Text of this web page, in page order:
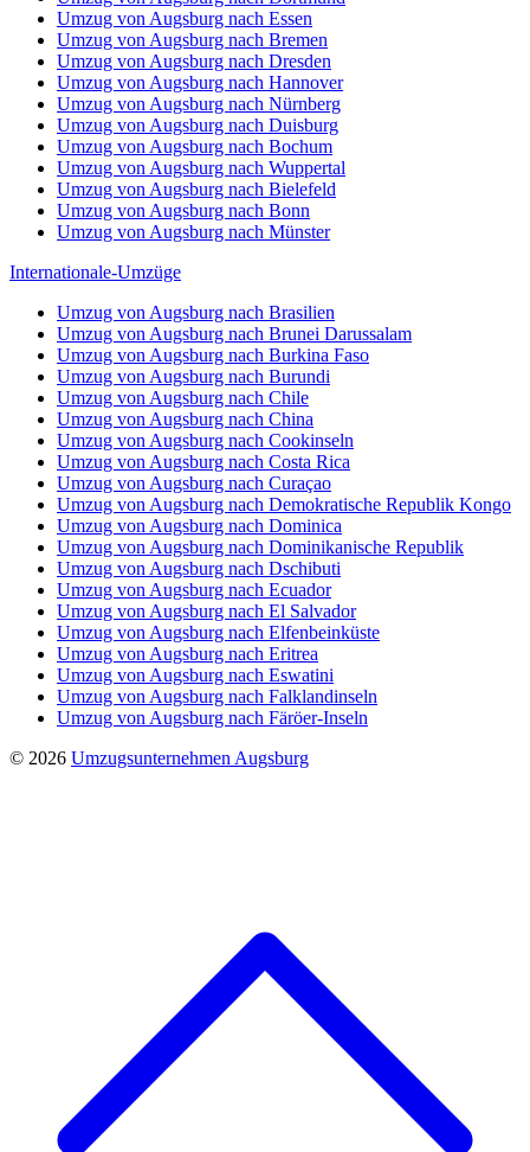
Umzug von Augsburg nach Essen
Umzug von Augsburg nach Bremen
Umzug von Augsburg nach Dresden
Umzug von Augsburg nach Hannover
Umzug von Augsburg nach Nürnberg
Umzug von Augsburg nach Duisburg
Umzug von Augsburg nach Bochum
Umzug von Augsburg nach Wuppertal
Umzug von Augsburg nach Bielefeld
Umzug von Augsburg nach Bonn
Umzug von Augsburg nach Münster
Internationale-Umzüge
Umzug von Augsburg nach Brasilien
Umzug von Augsburg nach Brunei Darussalam
Umzug von Augsburg nach Burkina Faso
Umzug von Augsburg nach Burundi
Umzug von Augsburg nach Chile
Umzug von Augsburg nach China
Umzug von Augsburg nach Cookinseln
Umzug von Augsburg nach Costa Rica
Umzug von Augsburg nach Curaçao
Umzug von Augsburg nach Demokratische Republik Kongo
Umzug von Augsburg nach Dominica
Umzug von Augsburg nach Dominikanische Republik
Umzug von Augsburg nach Dschibuti
Umzug von Augsburg nach Ecuador
Umzug von Augsburg nach El Salvador
Umzug von Augsburg nach Elfenbeinküste
Umzug von Augsburg nach Eritrea
Umzug von Augsburg nach Eswatini
Umzug von Augsburg nach Falklandinseln
Umzug von Augsburg nach Färöer-Inseln
© 2026 Umzugsunternehmen Augsburg